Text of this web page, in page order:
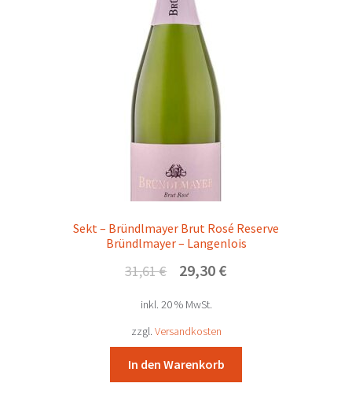
Sekt – Bründlmayer Brut Rosé Reserve
Bründlmayer – Langenlois
31,61€
Ursprünglicher
war:
31,61 €
29,30 €Aktueller
inkl. 20 % MwSt.
zzgl. Versandkosten
In den Warenkorb